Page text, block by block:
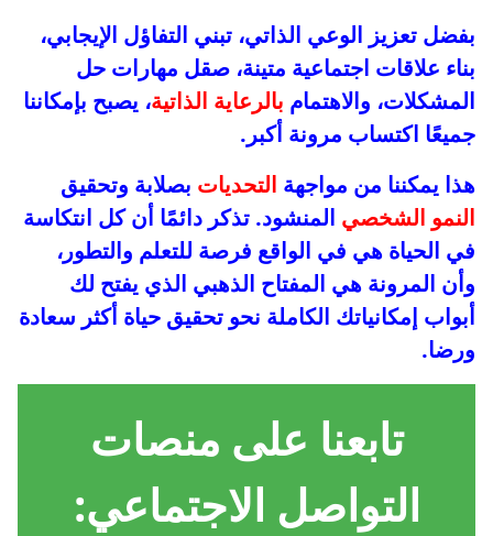
بفضل تعزيز الوعي الذاتي، تبني التفاؤل الإيجابي،
بناء علاقات اجتماعية متينة، صقل مهارات حل
المشكلات، والاهتمام بالرعاية الذاتية، يصبح بإمكاننا
جميعًا اكتساب مرونة أكبر.
هذا يمكننا من مواجهة التحديات بصلابة وتحقيق
النمو الشخصي المنشود. تذكر دائمًا أن كل انتكاسة
في الحياة هي في الواقع فرصة للتعلم والتطور،
وأن المرونة هي المفتاح الذهبي الذي يفتح لك
أبواب إمكانياتك الكاملة نحو تحقيق حياة أكثر سعادة
ورضا.
تابعنا على منصات
التواصل الاجتماعي: